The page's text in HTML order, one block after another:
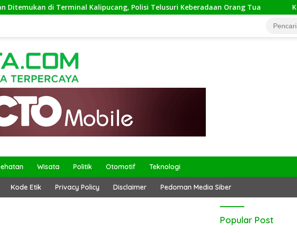
di Terminal Kalipucang, Polisi Telusuri Keberadaan Orang Tua
Wisata Politik Otomotif Teknologi
Kode Etik Privacy Policy Disclaimer Pedoman Media Siber
Popular Post